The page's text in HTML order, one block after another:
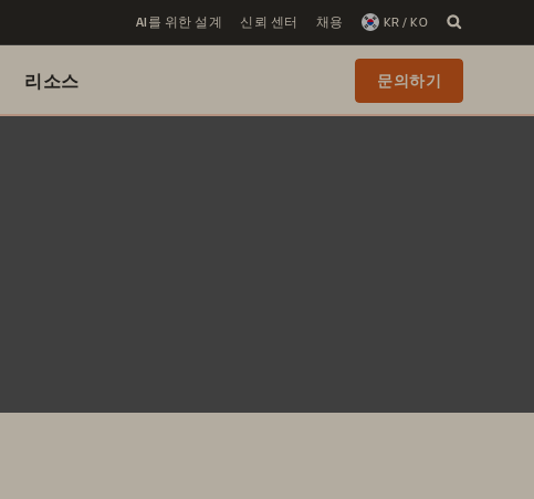
AI를 위한 설계 신뢰 센터 채용 KR / KO
리소스 문의하기